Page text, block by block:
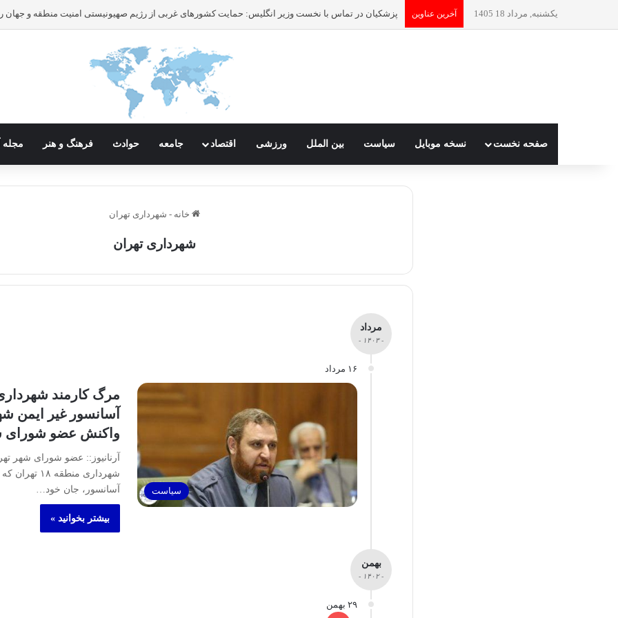
یکشنبه, مرداد 18 1405 آخرین عناوین
صفحه نخست نسخه موبایل سیاست بین الملل ورزشی اقتصاد جامعه حوادث فرهنگ و هنر مجله
خانه - شهرداری تهران
شهرداری تهران
مرداد
- ۱۴۰۳ -
۱۶ مرداد
سیاست
مرگ کارمند
آسانسور غیر ایمن
واکنش عضو شورای
آرنانیوز:: عضو شورای شهر
شهرداری منطقه
آسانسور، جان خود…
بیشتر بخوانید »
بهمن
- ۱۴۰۲ -
۲۹ بهمن